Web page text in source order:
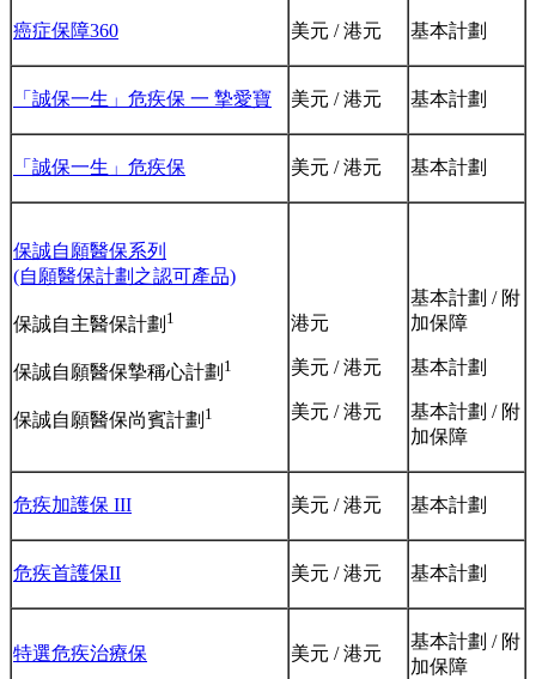
癌症保障360 美元 / 港元 基本計劃
「誠保一生」危疾保 ⼀ 摯愛寶 美元 / 港元 基本計劃
「誠保一生」危疾保 美元 / 港元 基本計劃
保誠自願醫保系列
(自願醫保計劃之認可產品)
保誠自主醫保計劃 1
保誠自願醫保摯稱心計劃 1
保誠自願醫保尚賓計劃 1
港元
美元 / 港元
美元 / 港元
基本計劃 / 附
加保障
基本計劃
基本計劃 / 附
加保障
危疾加護保 III 美元 / 港元 基本計劃
危疾首護保II 美元 / 港元 基本計劃
特選危疾治療保 美元 / 港元
基本計劃 / 附
加保障